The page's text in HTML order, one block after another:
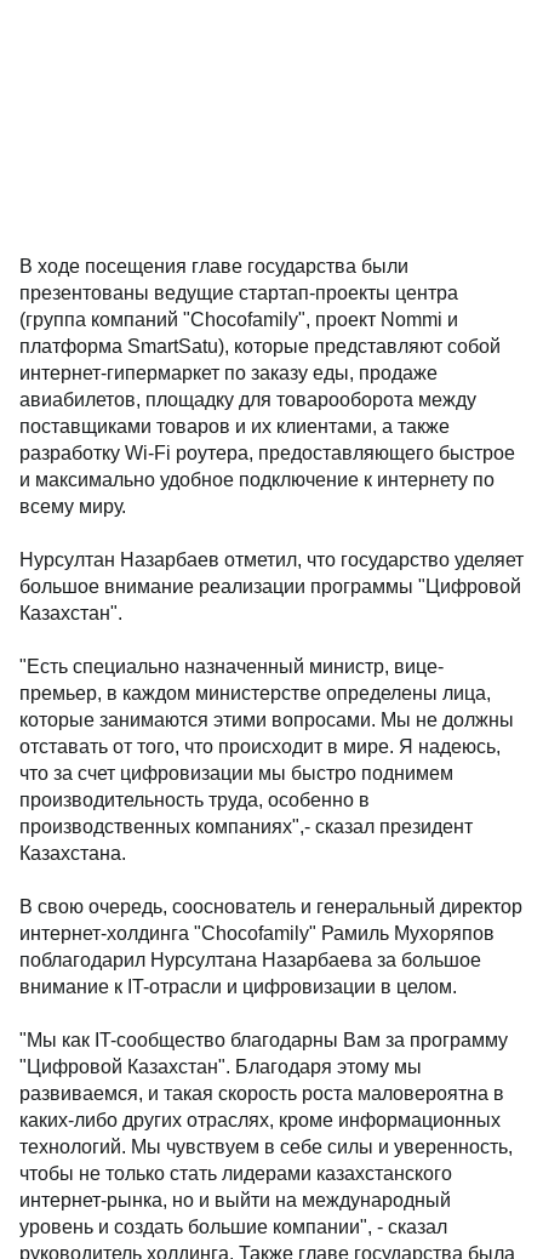
В ходе посещения главе государства были
презентованы ведущие стартап-проекты центра
(группа компаний "Chocofamily", проект Nommi и
платформа SmartSatu), которые представляют собой
интернет-гипермаркет по заказу еды, продаже
авиабилетов, площадку для товарооборота между
поставщиками товаров и их клиентами, а также
разработку Wi-Fi роутера, предоставляющего быстрое
и максимально удобное подключение к интернету по
всему миру.
Нурсултан Назарбаев отметил, что государство уделяет
большое внимание реализации программы "Цифровой
Казахстан".
"Есть специально назначенный министр, вице-
премьер, в каждом министерстве определены лица,
которые занимаются этими вопросами. Мы не должны
отставать от того, что происходит в мире. Я надеюсь,
что за счет цифровизации мы быстро поднимем
производительность труда, особенно в
производственных компаниях",- сказал президент
Казахстана.
В свою очередь, сооснователь и генеральный директор
интернет-холдинга "Chocofamily" Рамиль Мухоряпов
поблагодарил Нурсултана Назарбаева за большое
внимание к IT-отрасли и цифровизации в целом.
"Мы как IT-сообщество благодарны Вам за программу
"Цифровой Казахстан". Благодаря этому мы
развиваемся, и такая скорость роста маловероятна в
каких-либо других отраслях, кроме информационных
технологий. Мы чувствуем в себе силы и уверенность,
чтобы не только стать лидерами казахстанского
интернет-рынка, но и выйти на международный
уровень и создать большие компании", - сказал
руководитель холдинга. Также главе государства была